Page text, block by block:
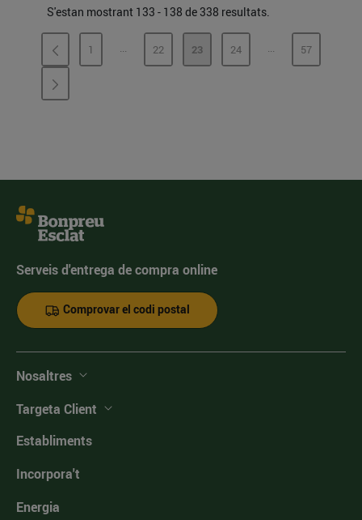
S'estan mostrant 133 - 138 de 338 resultats.
PÀGINA
1 ...PÀGINES INTERMÈDIES
PÀGINA
22 PÀGINA
23 PÀGINA
24 ...PÀGINESPÀGINA
57
Serveis d'entrega de compra online
Comprovar el codi postal
Nosaltres
Targeta Client
Establiments
Incorpora't
Energia